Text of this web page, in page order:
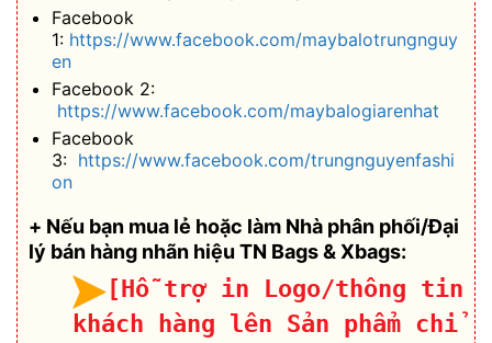
Facebook
1: https://www.facebook.com/maybalotrungnguy
en
Facebook 2:
https://www.facebook.com/maybalogiarenhat
Facebook
3: https://www.facebook.com/trungnguyenfashi
on
+ Nếu bạn mua lẻ hoặc làm Nhà phân phối/Đại
lý bán hàng nhãn hiệu TN Bags & Xbags:
[Hỗ trợ in Logo/thông tin
khách hàng lên Sản phẩm chỉ